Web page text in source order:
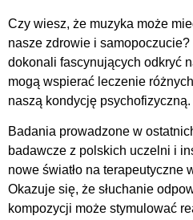
Czy wiesz, że muzyka może
nasze zdrowie i samopoczucie?
dokonali fascynujących odkryć
mogą wspierać leczenie
naszą kondycję psychofizyczną.
Badania prowadzone w
badawcze z polskich uczelni i
nowe światło na terapeutyczne
Okazuje się, że słuchanie
kompozycji może stymulować